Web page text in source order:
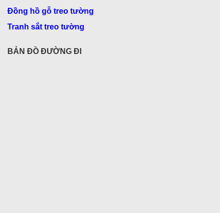
Việc sử dụng đĩa đựng bánh kẹo 3 tầng không chỉ là
để lưu trữ mà còn là cách để tạo ra không gian trưng
Với chất liệu và hoa văn sang trọng, đĩa đựng bánh
Đồng hồ gỗ treo tường
Tranh sắt treo tường
BẢN ĐỒ ĐƯỜNG ĐI